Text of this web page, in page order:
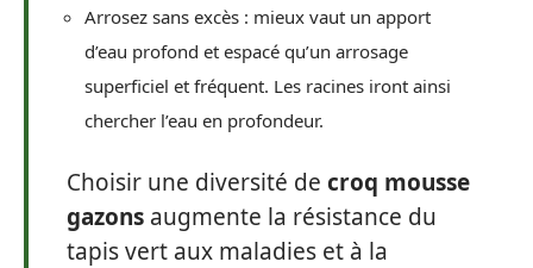
Arrosez sans excès : mieux vaut un apport
d’eau profond et espacé qu’un arrosage
superficiel et fréquent. Les racines iront ainsi
chercher l’eau en profondeur.
Choisir une diversité de croq mousse
gazons augmente la résistance du
tapis vert aux maladies et à la